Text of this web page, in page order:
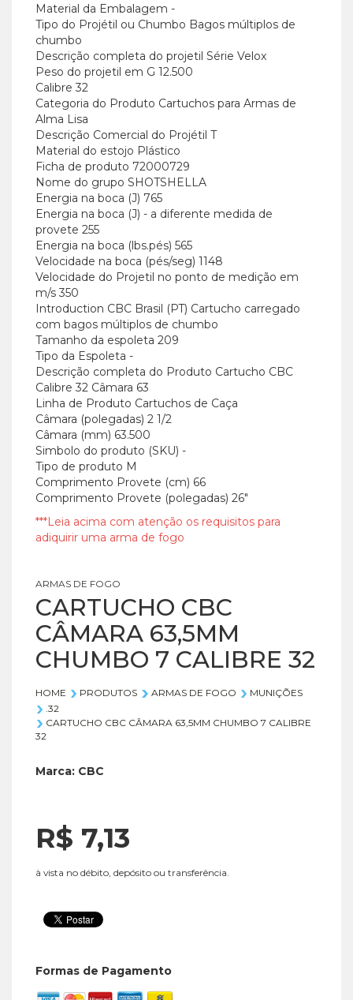
Material da Embalagem -
Tipo do Projétil ou Chumbo Bagos múltiplos de
chumbo
Descrição completa do projetil Série Velox
Peso do projetil em G 12.500
Calibre 32
Categoria do Produto Cartuchos para Armas de
Alma Lisa
Descrição Comercial do Projétil T
Material do estojo Plástico
Ficha de produto 72000729
Nome do grupo SHOTSHELLA
Energia na boca (J) 765
Energia na boca (J) - a diferente medida de
provete 255
Energia na boca (lbs.pés) 565
Velocidade na boca (pés/seg) 1148
Velocidade do Projetil no ponto de medição em
m/s 350
Introduction CBC Brasil (PT) Cartucho carregado
com bagos múltiplos de chumbo
Tamanho da espoleta 209
Tipo da Espoleta -
Descrição completa do Produto Cartucho CBC
Calibre 32 Câmara 63
Linha de Produto Cartuchos de Caça
Câmara (polegadas) 2 1/2
Câmara (mm) 63.500
Simbolo do produto (SKU) -
Tipo de produto M
Comprimento Provete (cm) 66
Comprimento Provete (polegadas) 26"
***Leia acima com atenção os requisitos para
adiquirir uma arma de fogo
ARMAS DE FOGO
CARTUCHO CBC
CÂMARA 63,5MM
CHUMBO 7 CALIBRE 32
HOME PRODUTOS ARMAS DE FOGO
MUNIÇÕES
.32
CARTUCHO CBC CÂMARA 63,5MM CHUMBO 7 CALIBRE
32
Marca: CBC
R$ 7,13
à vista no débito, depósito ou transferência.
Formas de Pagamento